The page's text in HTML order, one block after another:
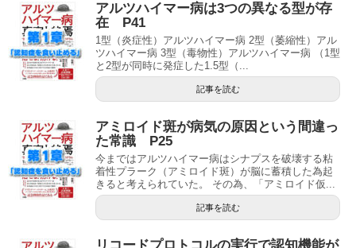
アルツハイマー病は3つの異なる型が存
在 P41
1型（炎症性）アルツハイマー病 2型（萎縮性）アル
ツハイマー病 3型（毒物性）アルツハイマー病 （1型
と2型が同時に発症した1.5型（...
記事を読む
アミロイド斑が病気の原因という間違っ
た常識 P25
今まではアルツハイマー病はシナプスを破壊する粘
着性プラーク（アミロイド斑）が脳に蓄積した為起
きると考えられていた。 その為、「アミロイド仮...
記事を読む